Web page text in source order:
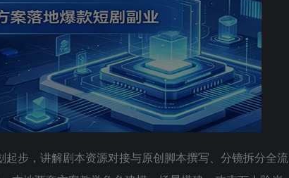
步，讲解剧本资源对接与原创脚本撰写、分镜拆分全流